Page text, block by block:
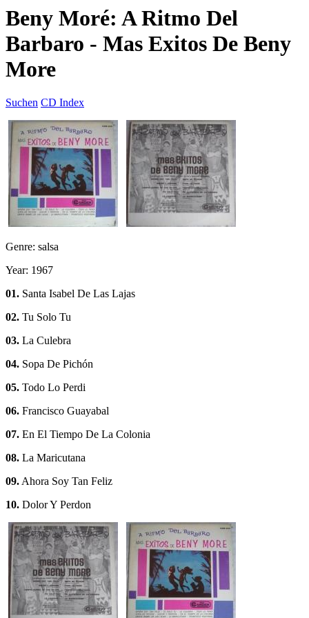
Beny Moré: A Ritmo Del
Barbaro - Mas Exitos De Beny
More
Suchen CD Index
Genre: salsa
Year: 1967
01. Santa Isabel De Las Lajas
02. Tu Solo Tu
03. La Culebra
04. Sopa De Pichón
05. Todo Lo Perdi
06. Francisco Guayabal
07. En El Tiempo De La Colonia
08. La Maricutana
09.Ahora Soy Tan Feliz
10. Dolor Y Perdon